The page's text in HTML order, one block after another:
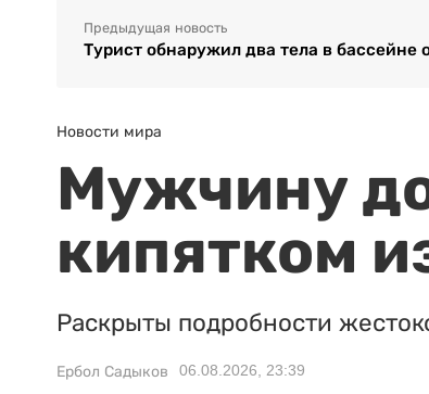
Предыдущая новость
Турист обнаружил два тела в бассейне
Новости мира
Мужчину
кипятком
Раскрыты подробности
Ербол Садыков 06.08.2026, 23:39